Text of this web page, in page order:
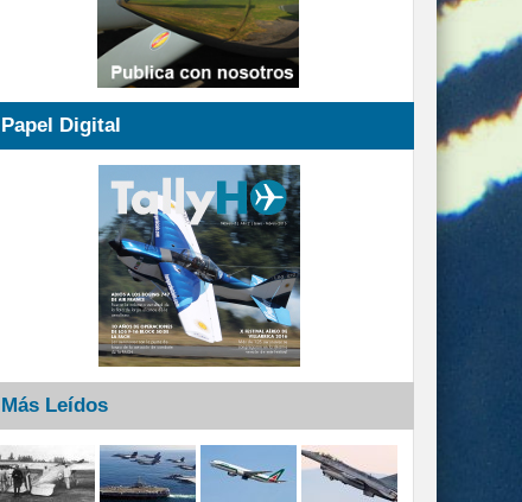
Papel Digital
Más Leídos